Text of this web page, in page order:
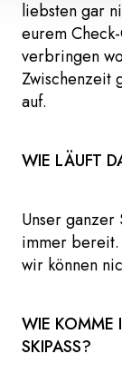
liebsten gar
eurem
verbringen
Zwischenzeit
auf.
WIE LÄUFT
Unser
immer
wir können
WIE KOMME
SKIPASS?